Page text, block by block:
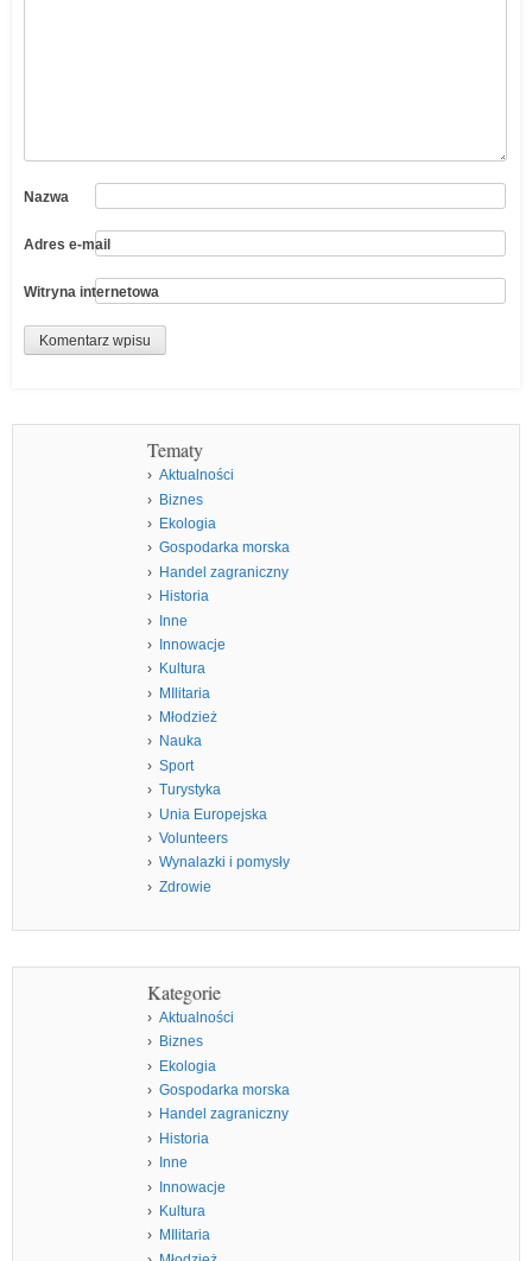
Nazwa
Adres e-mail
Witryna internetowa
Tematy
Aktualności
Biznes
Ekologia
Gospodarka morska
Handel zagraniczny
Historia
Inne
Innowacje
Kultura
MIlitaria
Młodzież
Nauka
Sport
Turystyka
Unia Europejska
Volunteers
Wynalazki i pomysły
Zdrowie
Kategorie
Aktualności
Biznes
Ekologia
Gospodarka morska
Handel zagraniczny
Historia
Inne
Innowacje
Kultura
MIlitaria